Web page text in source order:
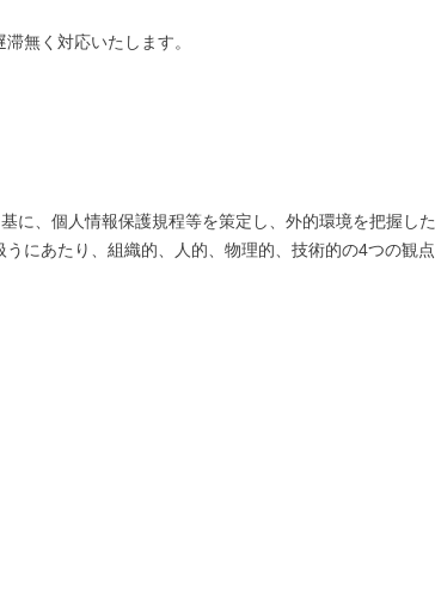
無く対応いたします。
に、個人情報保護規程等を策定し、外的環境を把握した
にあたり、組織的、人的、物理的、技術的の4つの観点